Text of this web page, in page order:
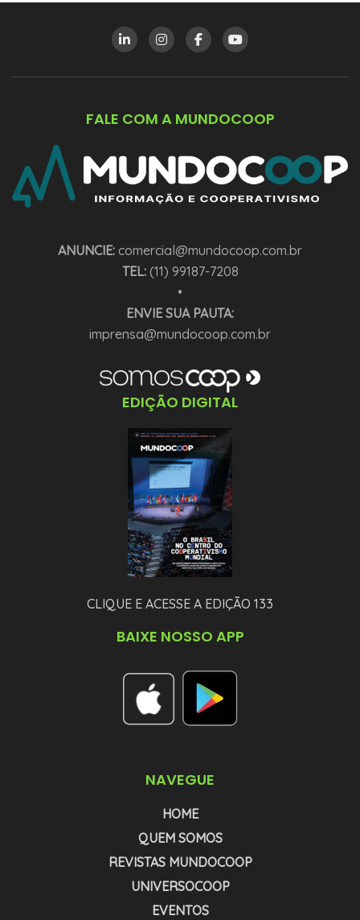
FALE COM A MUNDOCOOP
ANUNCIE: comercial@mundocoop.com.br
TEL:(11) 99187-7208
•
ENVIE SUA PAUTA:
imprensa@mundocoop.com.br
EDIÇÃO DIGITAL
CLIQUE E ACESSE A EDIÇÃO 133
BAIXE NOSSO APP
NAVEGUE
HOME
QUEM SOMOS
REVISTAS MUNDOCOOP
UNIVERSOCOOP
EVENTOS